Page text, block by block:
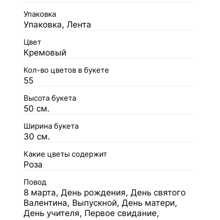
Упаковка
Упаковка, Лента
Цвет
Кремовый
Кол-во цветов в букете
55
Высота букета
50 см.
Ширина букета
30 см.
Какие цветы содержит
Роза
Повод
8 марта, День рождения, День святого
Валентина, Выпускной, День матери,
День учителя, Первое свидание,